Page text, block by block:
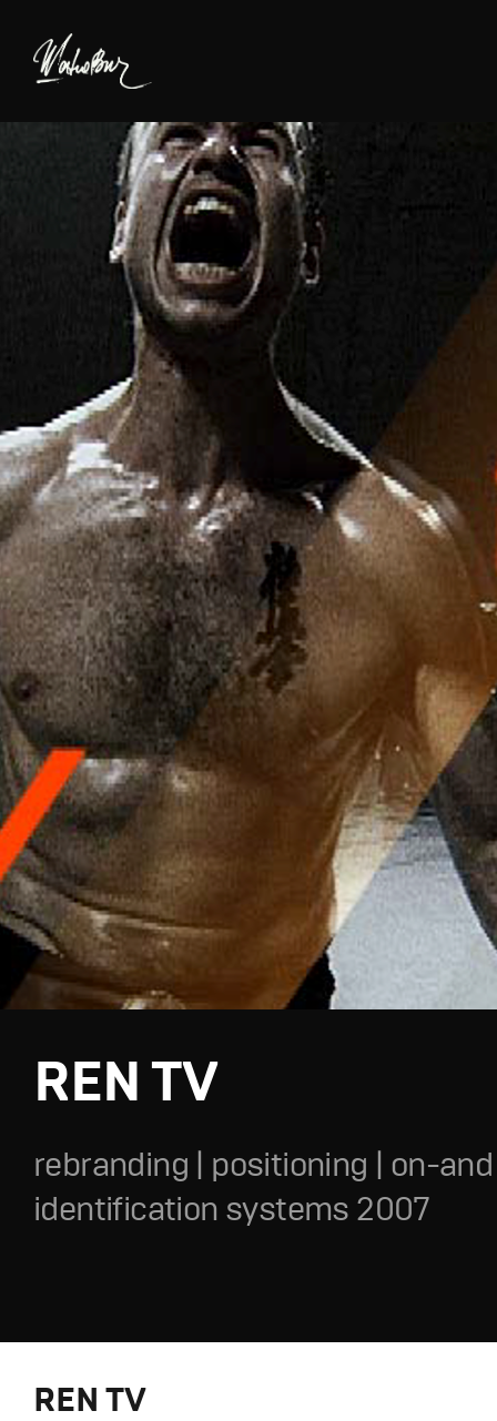
REN TV
rebranding | positioning | on-
identification systems 2007
REN TV